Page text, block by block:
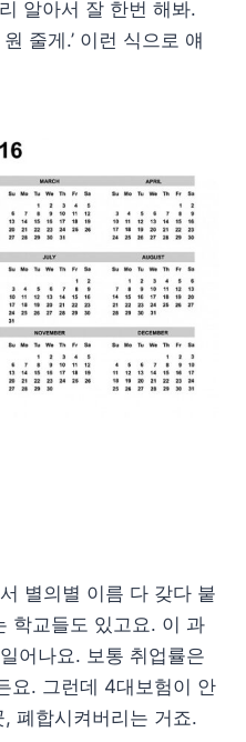
알아서 잘 한번 해봐.
줄게.’ 이런 식으로 얘
별의별 이름 다 갖다 붙
학교들도 있고요. 이 과
어나요. 보통 취업률은
요. 그런데 4대보험이 안
폐합시켜버리는 거죠.